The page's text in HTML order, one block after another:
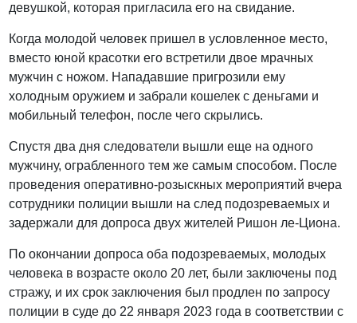
девушкой, которая пригласила его на свидание.
Когда молодой человек пришел в условленное место,
вместо юной красотки его встретили двое мрачных
мужчин с ножом. Нападавшие пригрозили ему
холодным оружием и забрали кошелек с деньгами и
мобильный телефон, после чего скрылись.
Спустя два дня следователи вышли еще на одного
мужчину, ограбленного тем же самым способом. После
проведения оперативно-розыскных мероприятий вчера
сотрудники полиции вышли на след подозреваемых и
задержали для допроса двух жителей Ришон ле-Циона.
По окончании допроса оба подозреваемых, молодых
человека в возрасте около 20 лет, были заключены под
стражу, и их срок заключения был продлен по запросу
полиции в суде до 22 января 2023 года в соответствии с